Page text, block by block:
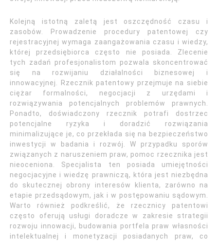
Kolejną istotną zaletą jest oszczędność czasu i
zasobów. Prowadzenie procedury patentowej czy
rejestracyjnej wymaga zaangażowania czasu i wiedzy,
której przedsiębiorca często nie posiada. Zlecenie
tych zadań profesjonalistom pozwala skoncentrować
się na rozwijaniu działalności biznesowej i
innowacyjnej. Rzecznik patentowy przejmuje na siebie
ciężar formalności, negocjacji z urzędami i
rozwiązywania potencjalnych problemów prawnych.
Ponadto, doświadczony rzecznik potrafi dostrzec
potencjalne ryzyka i doradzić rozwiązania
minimalizujące je, co przekłada się na bezpieczeństwo
inwestycji w badania i rozwój. W przypadku sporów
związanych z naruszeniem praw, pomoc rzecznika jest
nieoceniona. Specjalista ten posiada umiejętności
negocjacyjne i wiedzę prawniczą, która jest niezbędna
do skutecznej obrony interesów klienta, zarówno na
etapie przedsądowym, jak i w postępowaniu sądowym.
Warto również podkreślić, że rzecznicy patentowi
często oferują usługi doradcze w zakresie strategii
rozwoju innowacji, budowania portfela praw własności
intelektualnej i monetyzacji posiadanych praw, co